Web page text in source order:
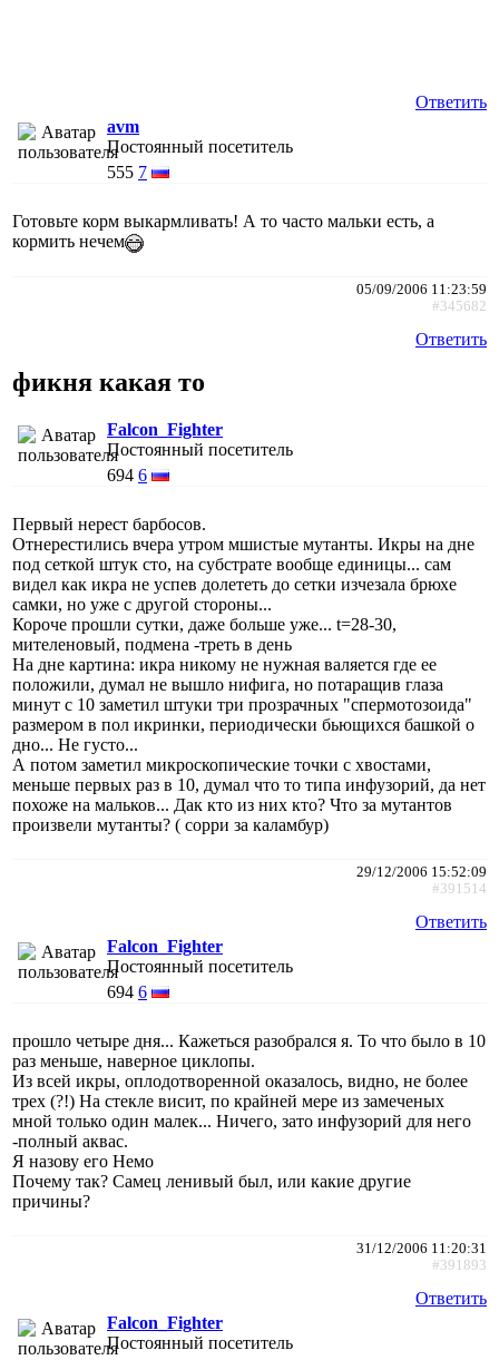
Ответить
avm
Постоянный посетитель
555 7
Готовьте корм выкармливать! А то часто мальки есть, а
кормить нечем
05/09/2006 11:23:59
#345682
Ответить
фикня какая то
Falcon_Fighter
Постоянный посетитель
694 6
Первый нерест барбосов.
Отнерестились вчера утром мшистые мутанты. Икры на дне
под сеткой штук сто, на субстрате вообще единицы... сам
видел как икра не успев долететь до сетки изчезала брюхе
самки, но уже с другой стороны...
Короче прошли сутки, даже больше уже... t=28-30,
мителеновый, подмена -треть в день
На дне картина: икра никому не нужная валяется где ее
положили, думал не вышло нифига, но потаращив глаза
минут с 10 заметил штуки три прозрачных "спермотозоида"
размером в пол икринки, периодически бьющихся башкой о
дно... Не густо...
А потом заметил микроскопические точки с хвостами,
меньше первых раз в 10, думал что то типа инфузорий, да нет
похоже на мальков... Дак кто из них кто? Что за мутантов
произвели мутанты? ( сорри за каламбур)
29/12/2006 15:52:09
#391514
Ответить
Falcon_Fighter
Постоянный посетитель
694 6
прошло четыре дня... Кажеться разобрался я. То что было в 10
раз меньше, наверное циклопы.
Из всей икры, оплодотворенной оказалось, видно, не более
трех (?!) На стекле висит, по крайней мере из замеченых
мной только один малек... Ничего, зато инфузорий для него
-полный аквас.
Я назову его Немо
Почему так? Самец ленивый был, или какие другие
причины?
31/12/2006 11:20:31
#391893
Ответить
Falcon_Fighter
Постоянный посетитель